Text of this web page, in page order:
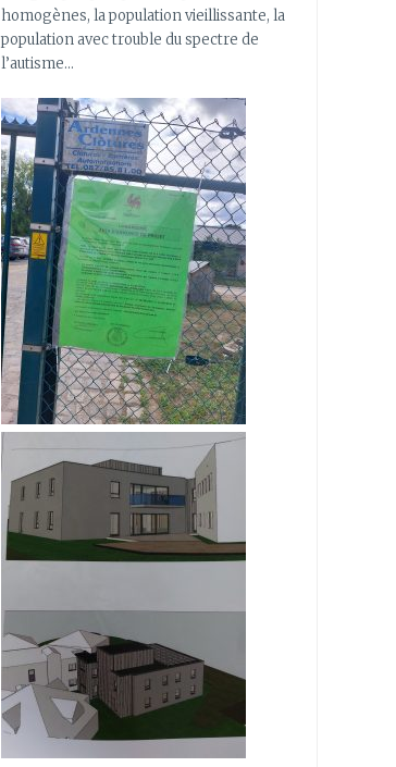
homogènes, la population vieillissante, la
population avec trouble du spectre de
l’autisme…